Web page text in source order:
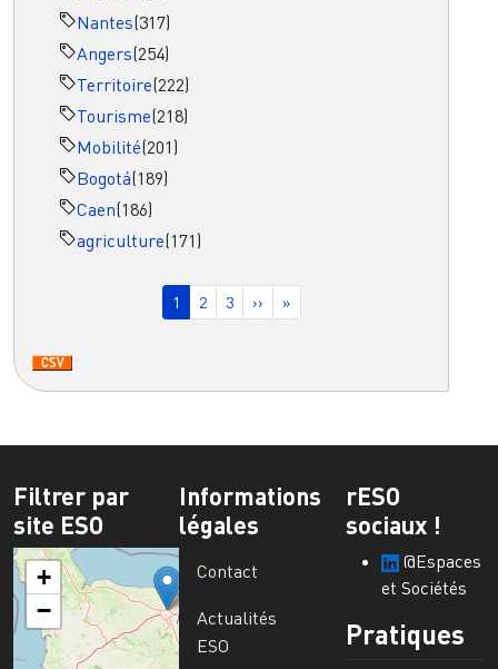
Nantes(317)
Angers(254)
Territoire(222)
Tourisme(218)
Mobilité(201)
Bogotá(189)
Caen(186)
agriculture(171)
Page courante
1 Page
2 Page
3 Page suivante
›› Dernière page
»
Filtrer par
site ESO
+
−
Informations
légales
Contact
Actualités
ESO
rESO
sociaux !
@Espaces
et Sociétés
Pratiques